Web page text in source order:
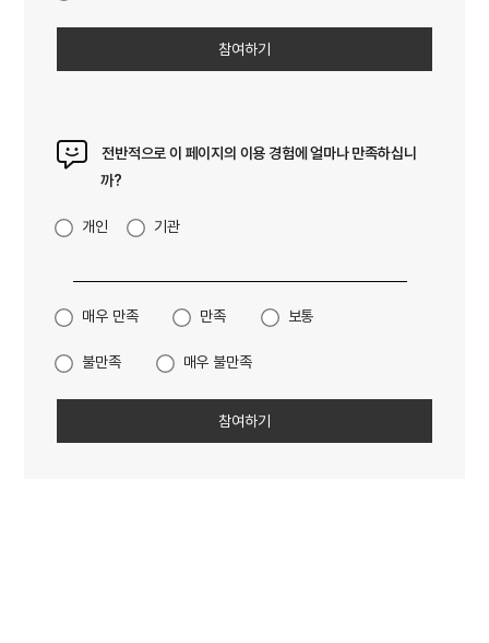
전반적으로 이 페이지의 이용 경험에 얼마나 만족하십니
까?
개인 기관
매우 만족 만족 보통
불만족 매우 불만족